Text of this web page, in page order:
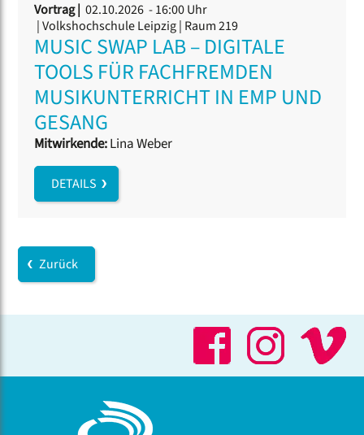
Vortrag | 02.10.2026 - 16:00 Uhr
| Volkshochschule Leipzig | Raum 219
MUSIC SWAP LAB – DIGITALE
TOOLS FÜR FACHFREMDEN
MUSIKUNTERRICHT IN EMP UND
GESANG
Mitwirkende:Lina Weber
DETAILS
Zurück